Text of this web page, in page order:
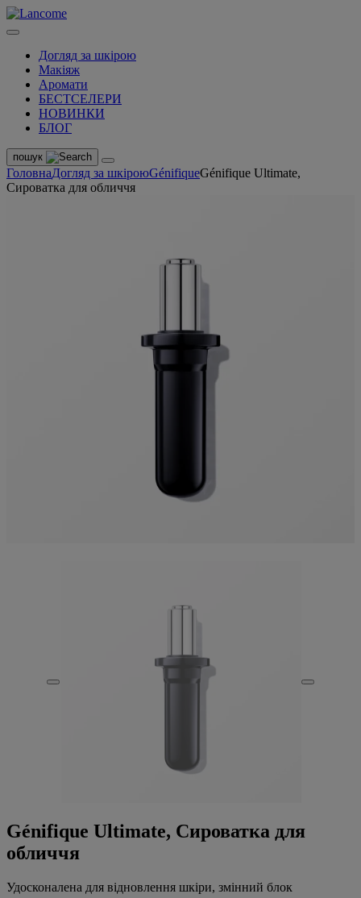
Догляд за шкірою
Макіяж
Аромати
БЕСТСЕЛЕРИ
НОВИНКИ
БЛОГ
пошук
ГоловнаДогляд за шкіроюGénifiqueGénifique Ultimate,
Сироватка для обличчя
Génifique Ultimate, Сироватка для
обличчя
Удосконалена для відновлення шкіри, змінний блок